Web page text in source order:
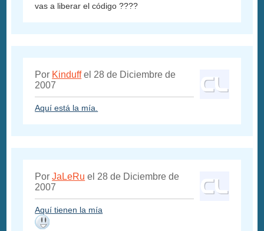
vas a liberar el código ????
Por Kinduffel 28 de Diciembre de
2007
Aquí está la mía.
PorJaLeRu el 28 de Diciembre de
2007
Aquí tienen la mía